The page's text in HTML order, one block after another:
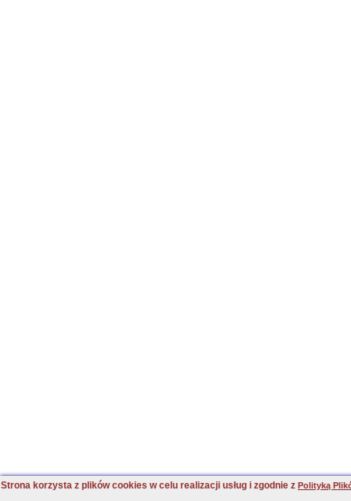
Strona korzysta z plików cookies w celu realizacji usług i zgodnie z Polityką